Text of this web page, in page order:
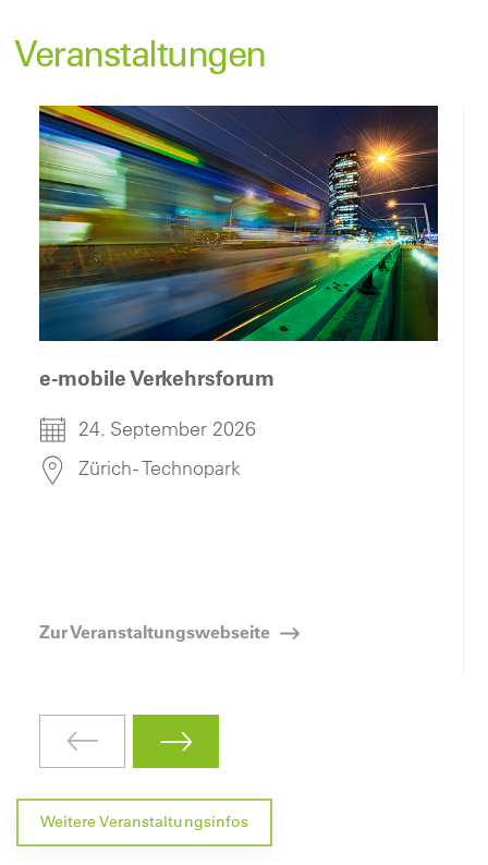
Veranstaltungen
e-mobile Verkehrsforum
24. September 2026
Zürich - Technopark
Zur Veranstaltungswebseite
Weitere Veranstaltungsinfos